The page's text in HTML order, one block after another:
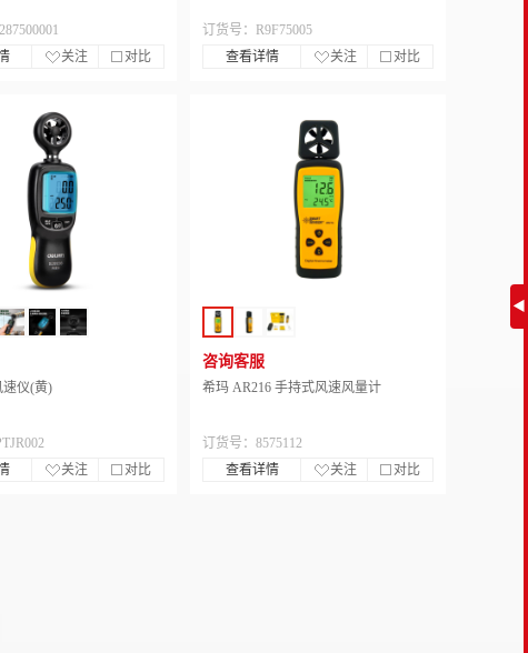
◀
关注 对比
订货号：R9F75005
查看详情
关注 对比
速仪(黄)
关注 对比
咨询客服
希玛 AR216 手持式风速风量计
订货号：8575112
查看详情
关注 对比